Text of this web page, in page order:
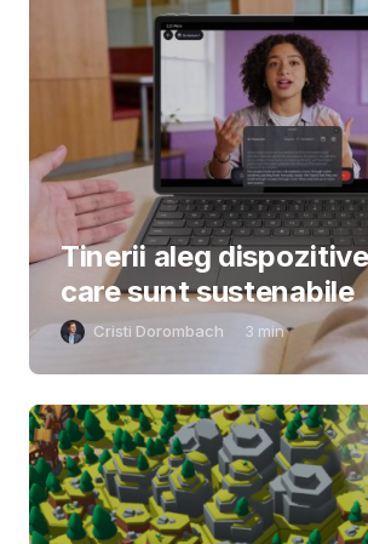
Tinerii aleg
care sunt sustenabile
Cristi Dorombach 3 min